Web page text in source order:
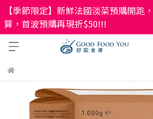
【季節限定】新鮮法國淡菜預購開跑
算，首波預購再現折$50!!!